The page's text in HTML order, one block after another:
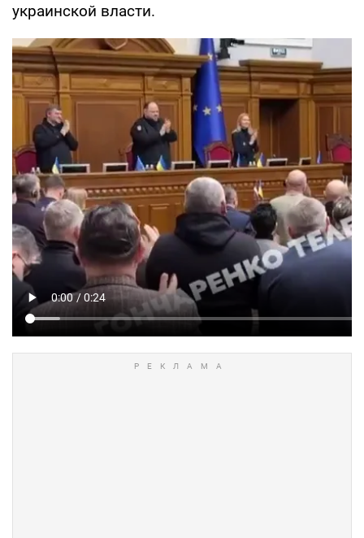
украинской власти.